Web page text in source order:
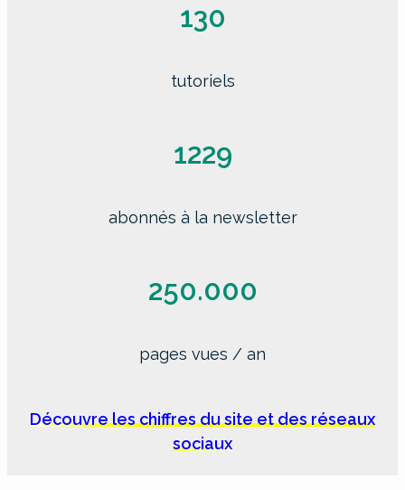
130
tutoriels
1229
abonnés à la newsletter
250.000
pages vues / an
Découvre les chiffres du site et des réseaux
sociaux